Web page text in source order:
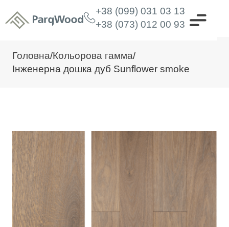
+38 (099) 031 03 13
+38 (073) 012 00 93
Головна/Кольорова гамма/
Інженерна дошка дуб Sunflower smoke